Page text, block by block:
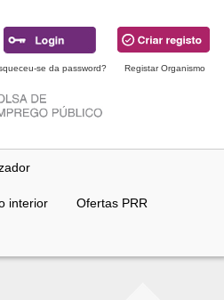
se da password? Registar Organismo
interior Ofertas PRR